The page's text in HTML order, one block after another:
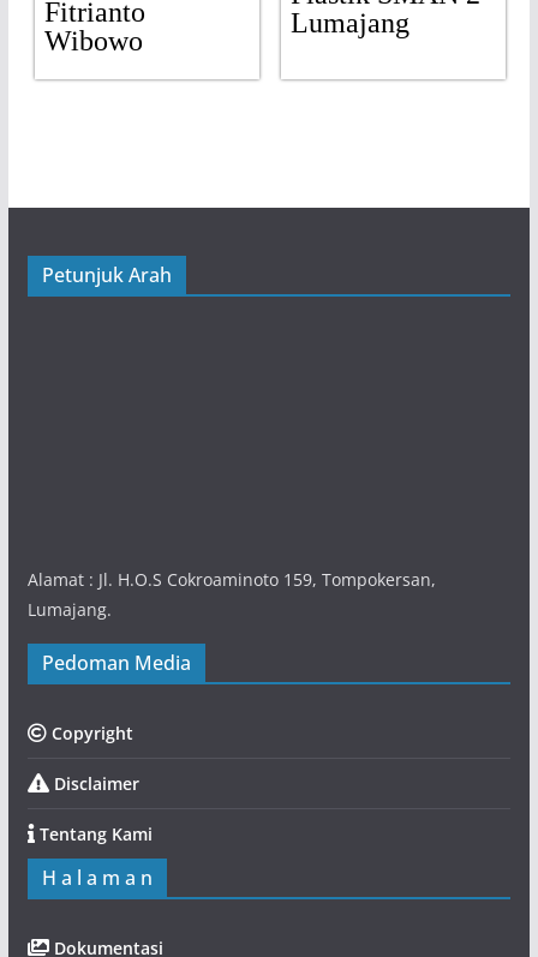
Fitrianto
Wibowo
Lumajang
Petunjuk Arah
Alamat : Jl. H.O.S Cokroaminoto 159, Tompokersan,
Lumajang.
Pedoman Media
Copyright
Disclaimer
Tentang Kami
H a l a m a n
Dokumentasi